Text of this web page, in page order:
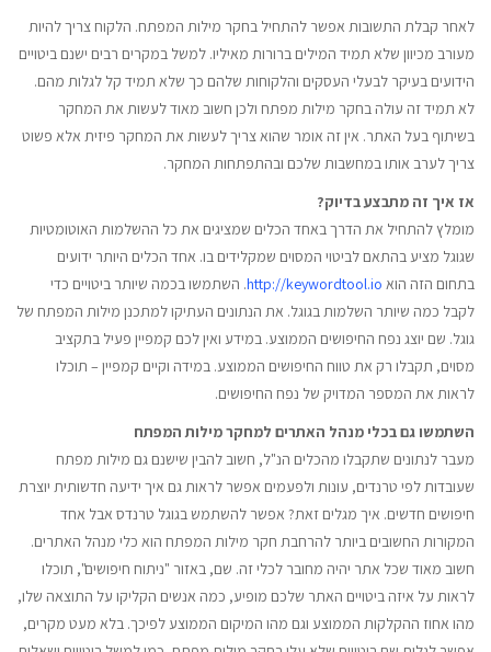
לאחר קבלת התשובות אפשר להתחיל בחקר מילות המפתח. הלקוח צריך להיות
מעורב מכיוון שלא תמיד המילים ברורות מאיליו. למשל במקרים רבים ישנם ביטויים
הידועים בעיקר לבעלי העסקים והלקוחות שלהם כך שלא תמיד קל לגלות מהם.
לא תמיד זה עולה בחקר מילות מפתח ולכן חשוב מאוד לעשות את המחקר
בשיתוף בעל האתר. אין זה אומר שהוא צריך לעשות את המחקר פיזית אלא פשוט
צריך לערב אותו במחשבות שלכם ובהתפתחות המחקר.
אז איך זה מתבצע בדיוק?
מומלץ להתחיל את הדרך באחד הכלים שמציגים את כל ההשלמות האוטומטיות
שגוגל מציע בהתאם לביטוי המסוים שמקלידים בו. אחד הכלים היותר ידועים
בתחום הזה הוא http://keywordtool.io. השתמשו בכמה שיותר ביטויים כדי
לקבל כמה שיותר השלמות בגוגל. את הנתונים העתיקו למתכנן מילות המפתח של
גוגל. שם יוצג נפח החיפושים הממוצע. במידע ואין לכם קמפיין פעיל בתקציב
מסוים, תקבלו רק את טווח החיפושים הממוצע. במידה וקיים קמפיין – תוכלו
לראות את המספר המדויק של נפח החיפושים.
השתמשו גם בכלי מנהל האתרים למחקר מילות המפתח
מעבר לנתונים שתקבלו מהכלים הנ"ל, חשוב להבין שישנם גם מילות מפתח
שעובדות לפי טרנדים, עונות ולפעמים אפשר לראות גם איך ידיעה חדשותית יוצרת
חיפושים חדשים. איך מגלים זאת? אפשר להשתמש בגוגל טרנדס אבל אחד
המקורות החשובים ביותר להרחבת חקר מילות המפתח הוא כלי מנהל האתרים.
חשוב מאוד שכל אתר יהיה מחובר לכלי זה. שם, באזור "ניתוח חיפושים", תוכלו
לראות על איזה ביטויים האתר שלכם מופיע, כמה אנשים הקליקו על התוצאה שלו,
מהו אחוז ההקלקות הממוצע וגם מהו המיקום הממוצע לפיכך. בלא מעט מקרים,